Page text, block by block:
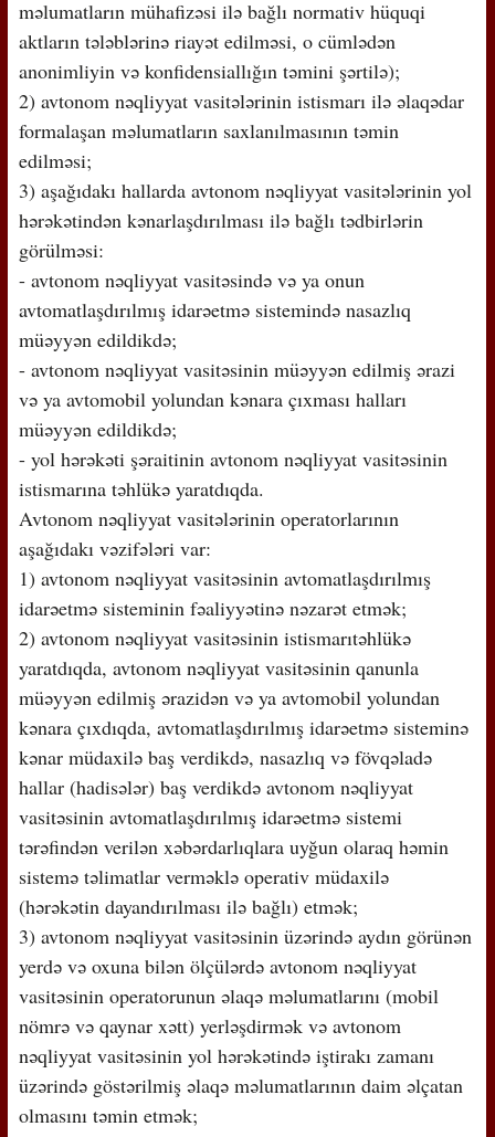
məlumatların mühafizəsi ilə bağlı normativ hüquqi
aktların tələblərinə riayət edilməsi, o cümlədən
anonimliyin və konfidensiallığın təmini şərtilə);
2) avtonom nəqliyyat vasitələrinin istismarı ilə əlaqədar
formalaşan məlumatların saxlanılmasının təmin
edilməsi;
3) aşağıdakı hallarda avtonom nəqliyyat vasitələrinin yol
hərəkətindən kənarlaşdırılması ilə bağlı tədbirlərin
görülməsi:
- avtonom nəqliyyat vasitəsində və ya onun
avtomatlaşdırılmış idarəetmə sistemində nasazlıq
müəyyən edildikdə;
- avtonom nəqliyyat vasitəsinin müəyyən edilmiş ərazi
və ya avtomobil yolundan kənara çıxması halları
müəyyən edildikdə;
- yol hərəkəti şəraitinin avtonom nəqliyyat vasitəsinin
istismarına təhlükə yaratdıqda.
Avtonom nəqliyyat vasitələrinin operatorlarının
aşağıdakı vəzifələri var:
1) avtonom nəqliyyat vasitəsinin avtomatlaşdırılmış
idarəetmə sisteminin fəaliyyətinə nəzarət etmək;
2) avtonom nəqliyyat vasitəsinin istismarıtəhlükə
yaratdıqda, avtonom nəqliyyat vasitəsinin qanunla
müəyyən edilmiş ərazidən və ya avtomobil yolundan
kənara çıxdıqda, avtomatlaşdırılmış idarəetmə sisteminə
kənar müdaxilə baş verdikdə, nasazlıq və fövqəladə
hallar (hadisələr) baş verdikdə avtonom nəqliyyat
vasitəsinin avtomatlaşdırılmış idarəetmə sistemi
tərəfindən verilən xəbərdarlıqlara uyğun olaraq həmin
sistemə təlimatlar verməklə operativ müdaxilə
(hərəkətin dayandırılması ilə bağlı) etmək;
3) avtonom nəqliyyat vasitəsinin üzərində aydın görünən
yerdə və oxuna bilən ölçülərdə avtonom nəqliyyat
vasitəsinin operatorunun əlaqə məlumatlarını (mobil
nömrə və qaynar xətt) yerləşdirmək və avtonom
nəqliyyat vasitəsinin yol hərəkətində iştirakı zamanı
üzərində göstərilmiş əlaqə məlumatlarının daim əlçatan
olmasını təmin etmək;